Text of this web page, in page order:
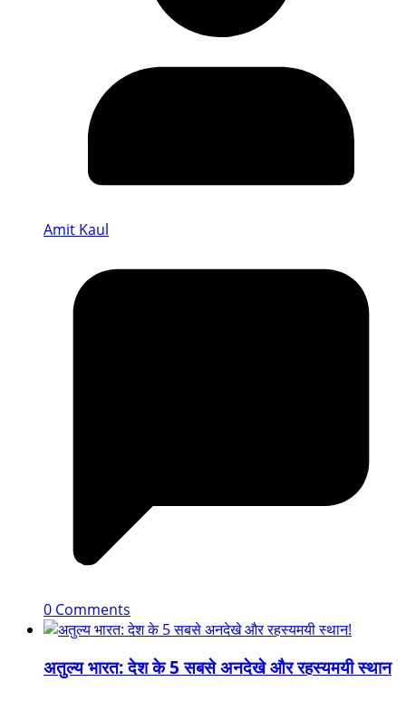
Amit Kaul
0 Comments
अतुल्य भारत: देश के 5 सबसे अनदेखे और रहस्यमयी स्थान